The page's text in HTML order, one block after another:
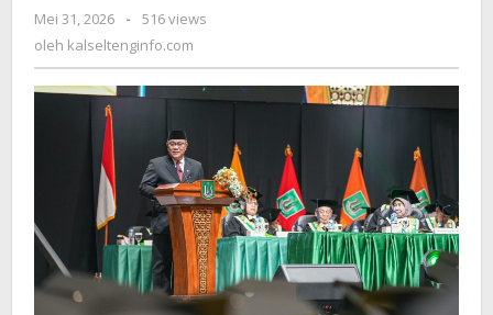
Jangan
Cuma
Penonton
Transisi
Ekonomi
Hijau
Mei 31, 2026
oleh
kalseltenginfo.com
-
516 views
oleh kalseltenginfo.com